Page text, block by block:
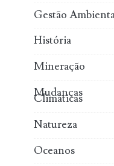
Gestão
História
Mineração
Mudanças
Climáticas
Natureza
Oceanos